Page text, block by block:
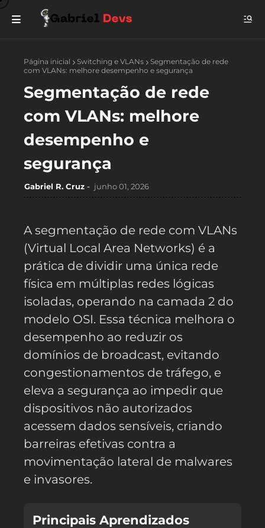
Página inicial Switching e VLANs
Segmentação de rede
com VLANs: melhore desempenho e segurança
Segmentação de rede
com VLANs: melhore
desempenho e
segurança
Gabriel R. Cruz junho 01, 2026
A segmentação de rede com VLANs
(Virtual Local Area Networks) é a
prática de dividir uma única rede
física em múltiplas redes lógicas
isoladas, operando na camada 2 do
modelo OSI. Essa técnica melhora o
desempenho ao reduzir os
domínios de broadcast, evitando
congestionamentos de tráfego, e
eleva a segurança ao impedir que
dispositivos não autorizados
acessem dados sensíveis, criando
barreiras efetivas contra a
movimentação lateral de malwares
e invasores.
Principais Aprendizados